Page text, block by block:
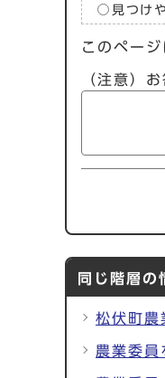
見つけ
このペー
（注意）
同じ階層の
松伏町農
農業委員